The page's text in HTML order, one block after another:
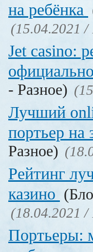
на ребёнка
(15.04.2021 /
Jet casino:
- Разное)
Лучший
портьер на
Разное)
Рейтинг
казино
(18.04.2021 /
Портьеры: